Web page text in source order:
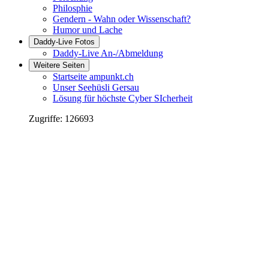
Philosphie
Gendern - Wahn oder Wissenschaft?
Humor und Lache
Daddy-Live Fotos
Daddy-Live An-/Abmeldung
Weitere Seiten
Startseite ampunkt.ch
Unser Seehüsli Gersau
Lösung für höchste Cyber SIcherheit
Zugriffe: 126693